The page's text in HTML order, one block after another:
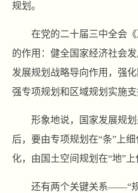
规划。
在党的二十届三中全会
的作用：健全国家经济社会
发展规划战略导向作用，强
强专项规划和区域规划实施支
形象地说，国家发展规
后，要由专项规划在“条”上
化，由国土空间规划在“地”上
还有两个关键关系——“